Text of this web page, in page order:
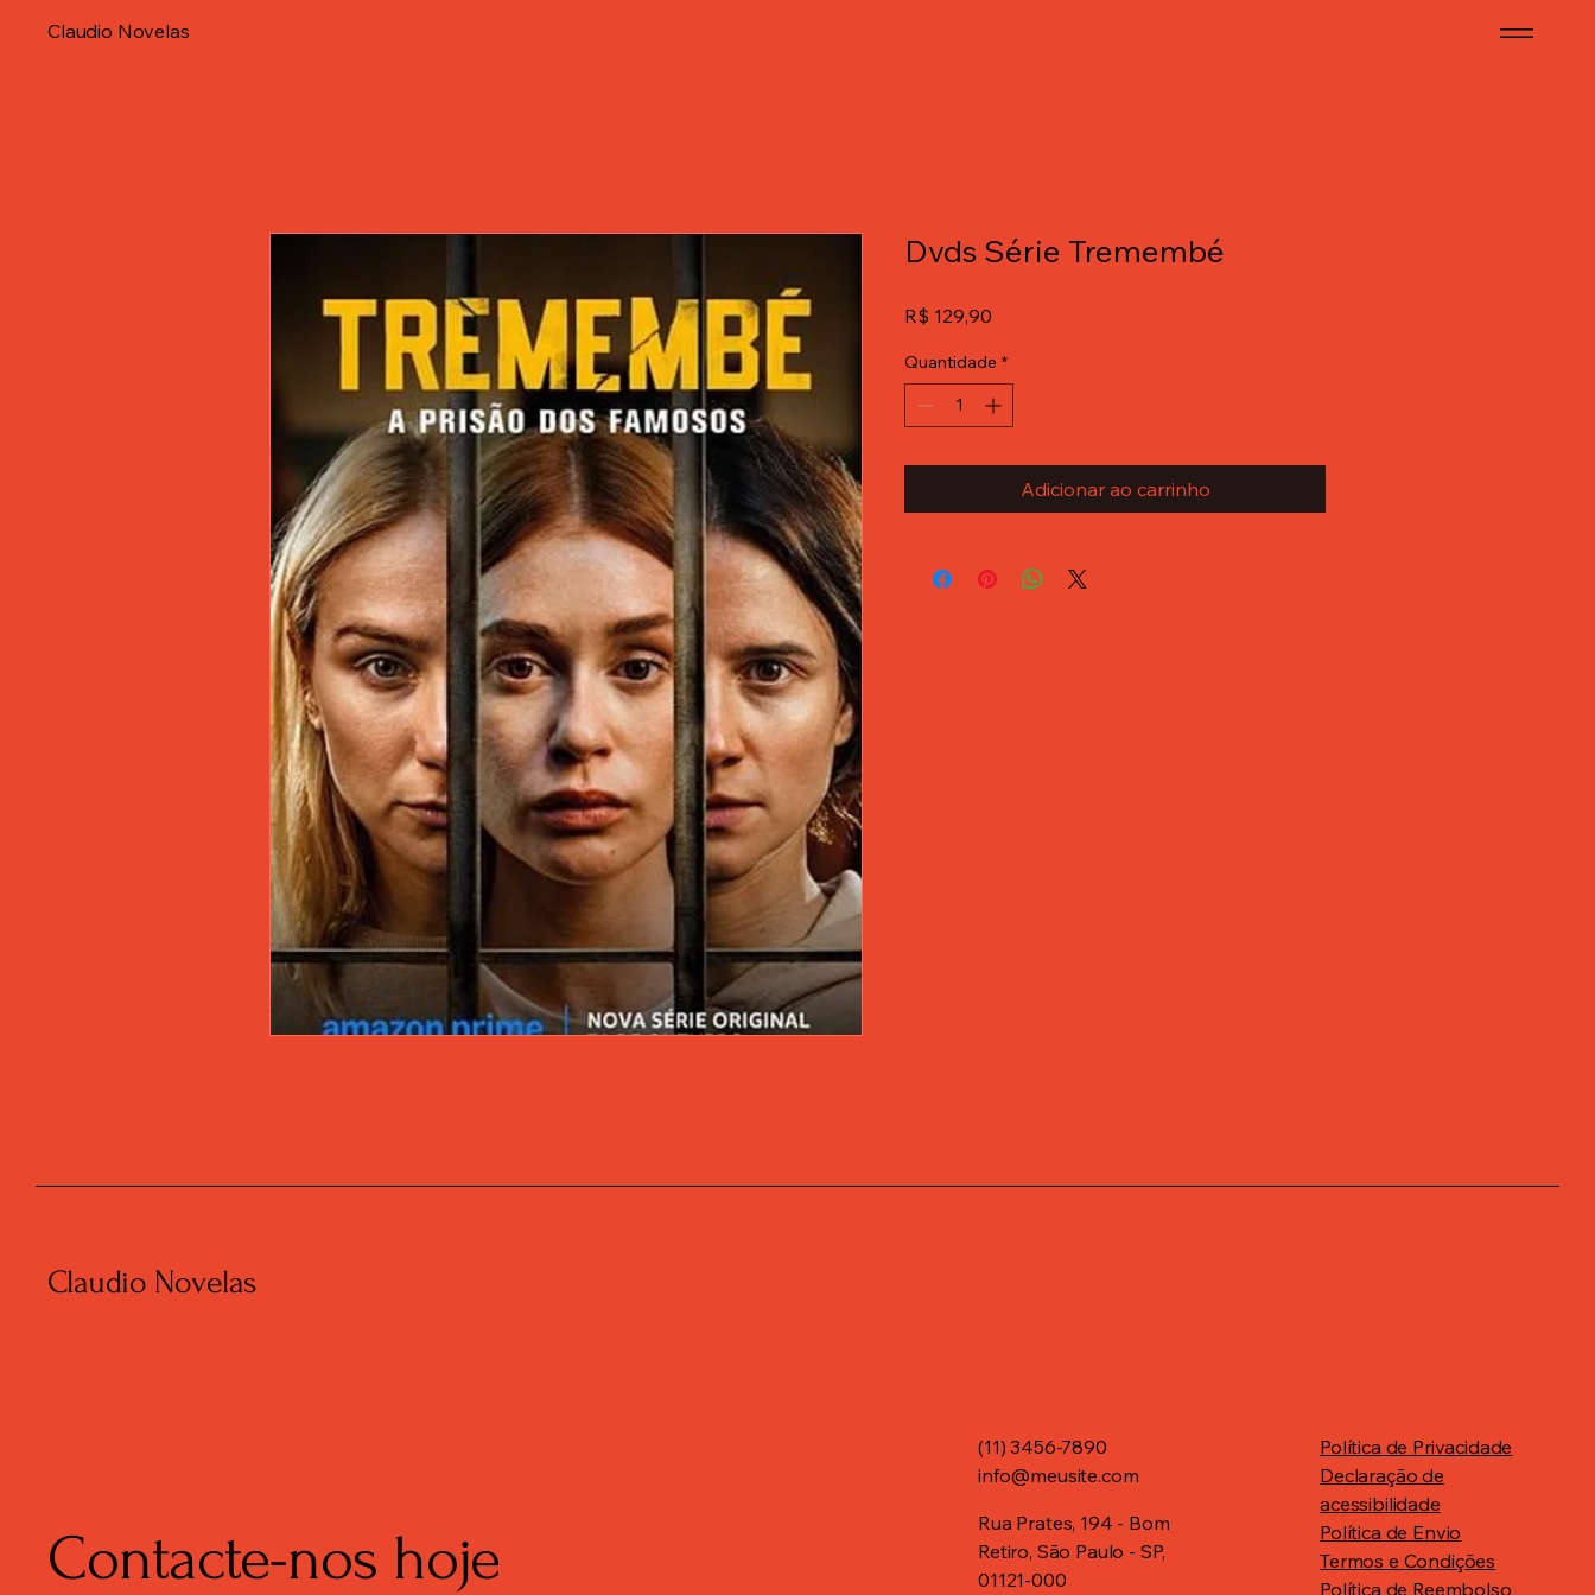
Claudio Novelas
Dvds Série Tremembé
R$ 129,90
Quantidade *
Adicionar ao carrinho
Claudio Novelas
Contacte-nos hoje
(11) 3456-7890
info@meusite.com
Rua Prates, 194 - Bom
Retiro, São Paulo - SP,
01121-000
Política de Privacidade
Declaração de
acessibilidade
Política de Envio
Termos e Condições
Política de Reembolso